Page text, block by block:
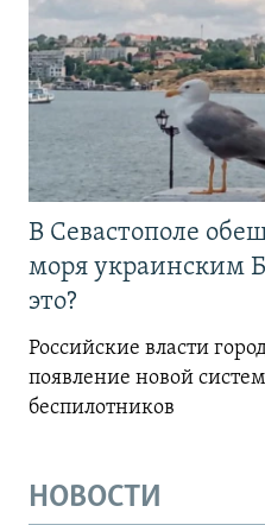
В Севастополе
моря украинским
это?
Российские власти
появление новой
беспилотников
НОВОСТИ